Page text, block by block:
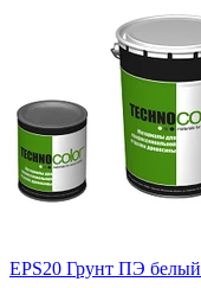
EPS20 Грунт ПЭ белый